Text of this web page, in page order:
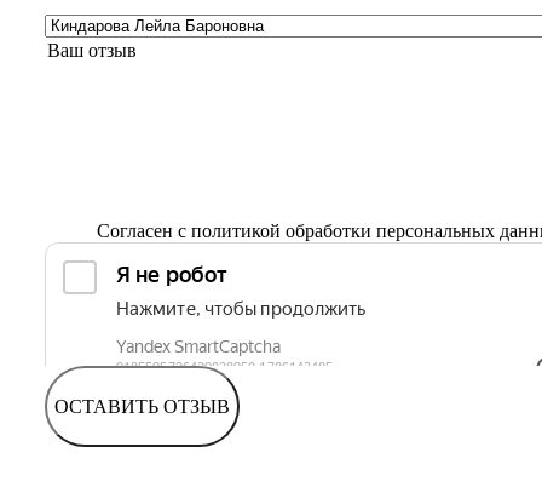
Согласен с политикой обработки персональных
ОСТАВИТЬ ОТЗЫВ